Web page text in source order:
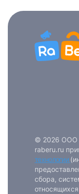
© 2026 ООО
raberu.ru
технологии
сбора,